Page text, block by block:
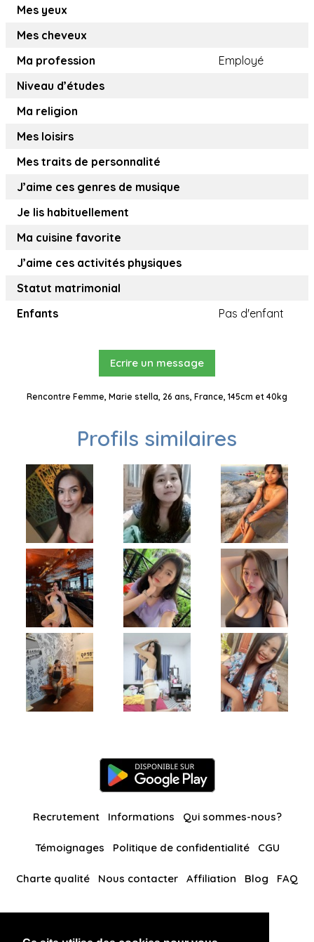
Mes yeux
Mes cheveux
Ma profession
Employé
Niveau d’études
Ma religion
Mes loisirs
Mes traits de personnalité
J’aime ces genres de musique
Je lis habituellement
Ma cuisine favorite
J’aime ces activités physiques
Statut matrimonial
Enfants
Pas d'enfant
Ecrire un message
Rencontre Femme, Marie stella, 26 ans, France, 145cm et 40kg
Profils similaires
Recrutement Informations Qui sommes-nous?
Témoignages Politique de confidentialité CGU
Charte qualité Nous contacter Affiliation Blog FAQ